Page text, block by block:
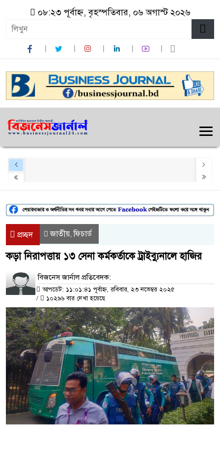
০৮:২৩ পূর্বাহ্ন, বৃহস্পতিবার, ০৬ অগাস্ট ২০২৬
প্রচ্ছদ জাতীয়,ফিচার্ড
কড়া নিরাপত্তায় ১৩ সেনা কর্মকর্তাকে ট্রাইব্যুনালে হাজির
বিজনেস জার্নাল প্রতিবেদক:
আপডেট: ১১:০১:৪১ পূর্বাহ্ন, রবিবার, ২৩ নভেম্বর ২০২৫
/
১০২৯৬ বার দেখা হয়েছে